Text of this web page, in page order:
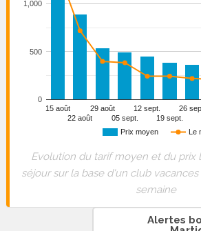
Alertes
Prix moyen Le
15 août
22 août
29 août
05 sept.
12 sept.
19 sept.
26
0
500
1,000
Evolution du tarif moyen et du prix
séjour sur la base d'un club
semaine